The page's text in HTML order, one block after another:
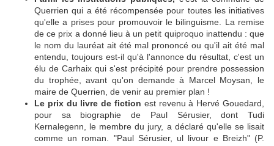
Querrien qui a été récompensée pour toutes les initiatives
qu'elle a prises pour promouvoir le bilinguisme. La remise
de ce prix a donné lieu à un petit quiproquo inattendu : que
le nom du lauréat ait été mal prononcé ou qu'il ait été mal
entendu, toujours est-il qu'à l'annonce du résultat, c'est un
élu de Carhaix qui s'est précipité pour prendre possession
du trophée, avant qu'on demande à Marcel Moysan, le
maire de Querrien, de venir au premier plan !
Le prix du livre de fiction est revenu à Hervé Gouedard,
pour sa biographie de Paul Sérusier, dont Tudi
Kernalegenn, le membre du jury, a déclaré qu'elle se lisait
comme un roman. "Paul Sérusier, ul livour e Breizh" (P.